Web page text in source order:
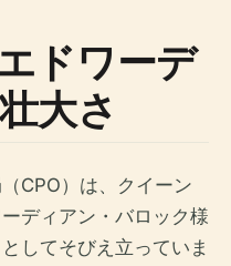
ドワーデ
大さ
CPO）は、クイーン
ディアン・バロック様
してそびえ立っていま